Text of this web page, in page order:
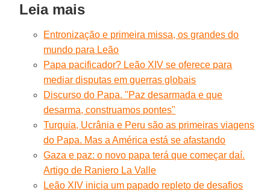
Leia mais
Entronização e primeira missa, os grandes do
mundo para Leão
Papa pacificador? Leão XIV se oferece para
mediar disputas em guerras globais
Discurso do Papa. "Paz desarmada e que
desarma, construamos pontes"
Turquia, Ucrânia e Peru são as primeiras viagens
do Papa. Mas a América está se afastando
Gaza e paz: o novo papa terá que começar daí.
Artigo de Raniero La Valle
Leão XIV inicia um papado repleto de desafios